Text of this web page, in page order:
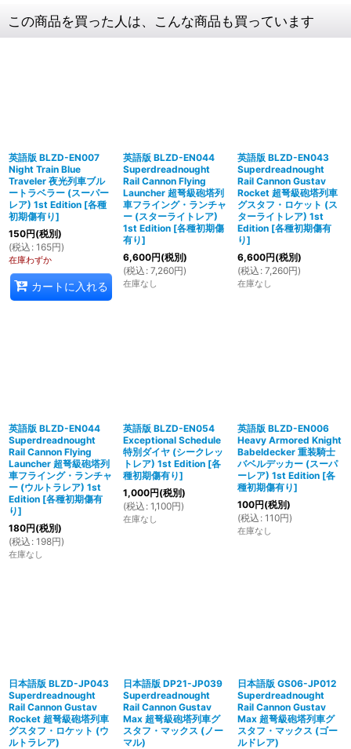
この商品を買った人は、こんな商品も買っています
英語版 BLZD-EN007
Night Train Blue
Traveler 夜光列車ブル
ートラベラー (スーパー
レア) 1st Edition [各種
初期傷有り]
150円(税別)
(税込 : 165円)
在庫わずか
カートに入れる
英語版 BLZD-EN044
Superdreadnought
Rail Cannon Flying
Launcher 超弩級砲塔列
車フライング・ランチャ
ー (スターライトレア)
1st Edition [各種初期傷
有り]
6,600円(税別)
(税込 : 7,260円)
在庫なし
英語版 BLZD-EN043
Superdreadnought
Rail Cannon Gustav
Rocket 超弩級砲塔列車
グスタフ・ロケット (ス
ターライトレア) 1st
Edition [各種初期傷有
り]
6,600円(税別)
(税込 : 7,260円)
在庫なし
英語版 BLZD-EN044
Superdreadnought
Rail Cannon Flying
Launcher 超弩級砲塔列
車フライング・ランチャ
ー (ウルトラレア) 1st
Edition [各種初期傷有
り]
180円(税別)
(税込 : 198円)
在庫なし
英語版 BLZD-EN054
Exceptional Schedule
特別ダイヤ (シークレッ
トレア) 1st Edition [各
種初期傷有り]
1,000円(税別)
(税込 : 1,100円)
在庫なし
英語版 BLZD-EN006
Heavy Armored Knight
Babeldecker 重装騎士
バベルデッカー (スーパ
ーレア) 1st Edition [各
種初期傷有り]
100円(税別)
(税込 : 110円)
在庫なし
日本語版 BLZD-JP043
Superdreadnought
Rail Cannon Gustav
Rocket 超弩級砲塔列車
グスタフ・ロケット (ウ
ルトラレア)
日本語版 DP21-JP039
Superdreadnought
Rail Cannon Gustav
Max 超弩級砲塔列車グ
スタフ・マックス (ノー
マル)
日本語版 GS06-JP012
Superdreadnought
Rail Cannon Gustav
Max 超弩級砲塔列車グ
スタフ・マックス (ゴー
ルドレア)